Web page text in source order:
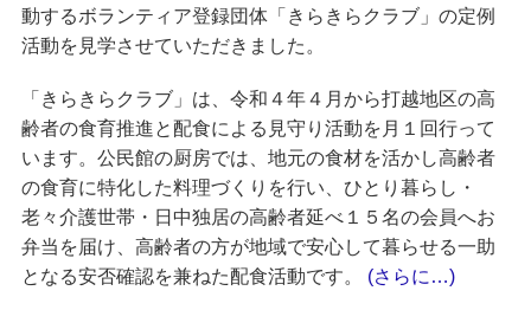
動するボランティア登録団体「きらきらクラブ」 の定例
活動を見学させていただきました。
「きらきらクラブ」 は、令和４年４月から打越地区の高
齢者の食育推進と配食による見守り活動を月１回行って
います。公民館の厨房では、地元の食材を活かし高齢者
の食育に特化した料理づくりを行い、ひとり暮らし・
老々介護世帯・日中独居の高齢者延べ１５名の会員へお
弁当を届け、高齢者の方が地域で安心して暮らせる一助
となる安否確認を兼ねた配食活動です。
(さらに…)